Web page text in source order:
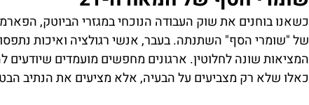
כשאנו בוחנים את שוק העבודה הנוכחי במגזרי הביוטק,
של "שומרי הסף" השתנתה. בעבר, אנשי רגולציה ואיכות
כאלו שלא רק מצביעים על הבעיה, אלא מציעים את הנתיב